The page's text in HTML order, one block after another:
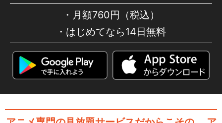
こちら葛飾区亀有公園前派出
所 湯けむりポロリ！…
所 ヨーロッパ横断！…
月額760円（税込）
はじめてなら14日無料